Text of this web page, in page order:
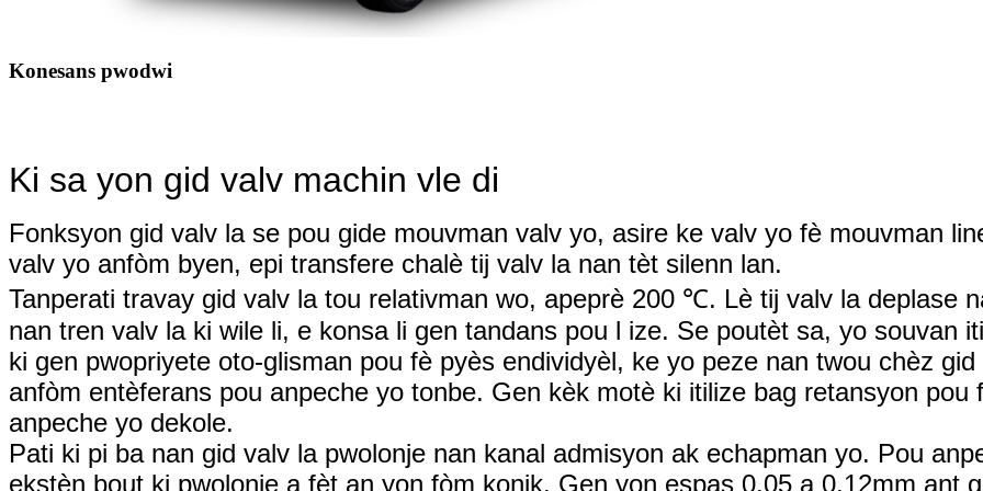
Konesans pwodwi
Ki sa yon gid valv machin vle di
Fonksyon gid valv la se pou gide mouvman valv yo, asire ke valv yo fè mouvman
valv yo anfòm byen, epi transfere chalè tij valv la nan tèt silenn lan.
Tanperati travay gid valv la tou relativman wo, apeprè 200 ℃. Lè tij valv la deplase
nan tren valv la ki wile li, e konsa li gen tandans pou l ize. Se poutèt sa, yo souvan
ki gen pwopriyete oto-glisman pou fè pyès endividyèl, ke yo peze nan twou chèz
anfòm entèferans pou anpeche yo tonbe. Gen kèk motè ki itilize bag retansyon
anpeche yo dekole.
Pati ki pi ba nan gid valv la pwolonje nan kanal admisyon ak echapman yo. Pou
ekstèn bout ki pwolonje a fèt an yon fòm konik. Gen yon espas 0.05 a 0.12mm ant